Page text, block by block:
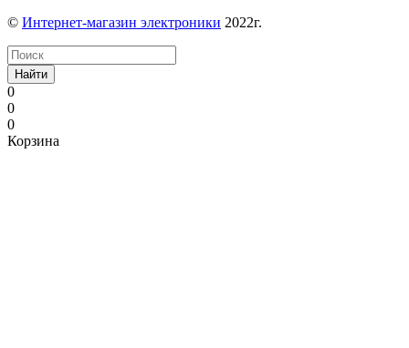
© Интернет-магазин электроники 2022г.
Найти
0
0
0
Корзина